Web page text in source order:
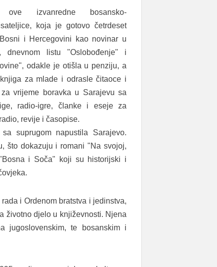
izvanredne bosansko-
koja je gotovo četrdeset
i Hercegovini kao novinar u
dnevnom listu "Oslobođenje" i
odakle je otišla u penziju, a
za mlade i odrasle čitaoce i
vrijeme boravka u Sarajevu sa
radio-igre, članke i eseje za
revije i časopise.
suprugom napustila Sarajevo.
što dokazuju i romani "Na svojoj,
i Soča" koji su historijski i
i Ordenom bratstva i jedinstva,
životno djelo u književnosti. Njena
jugoslovenskim, te bosanskim i